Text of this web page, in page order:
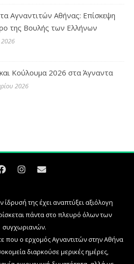
Αγναντιτών Αθήνας: Επίσκεψη
της Βουλής των Ελλήνων
2026
Κούλουμα 2026 στα Άγναντα
2026
ίδρυσή της έχει αναπτύξει αξιόλογη
πάντα στο πλευρό όλων των
συγχωριανών.
που ο ερχομός Αγναντιτών στην Αθήνα
διαρκούσε μερικές ημέρες,